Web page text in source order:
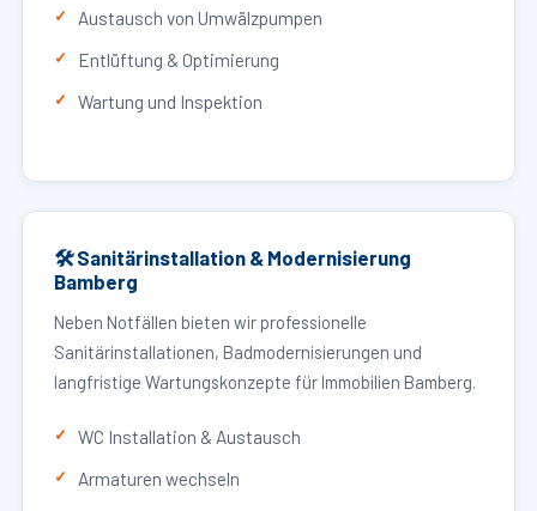
Austausch von Umwälzpumpen
Entlüftung & Optimierung
Wartung und Inspektion
🛠 Sanitärinstallation & Modernisierung
Bamberg
Neben Notfällen bieten wir professionelle
Sanitärinstallationen, Badmodernisierungen und
langfristige Wartungskonzepte für Immobilien Bamberg.
WC Installation & Austausch
Armaturen wechseln